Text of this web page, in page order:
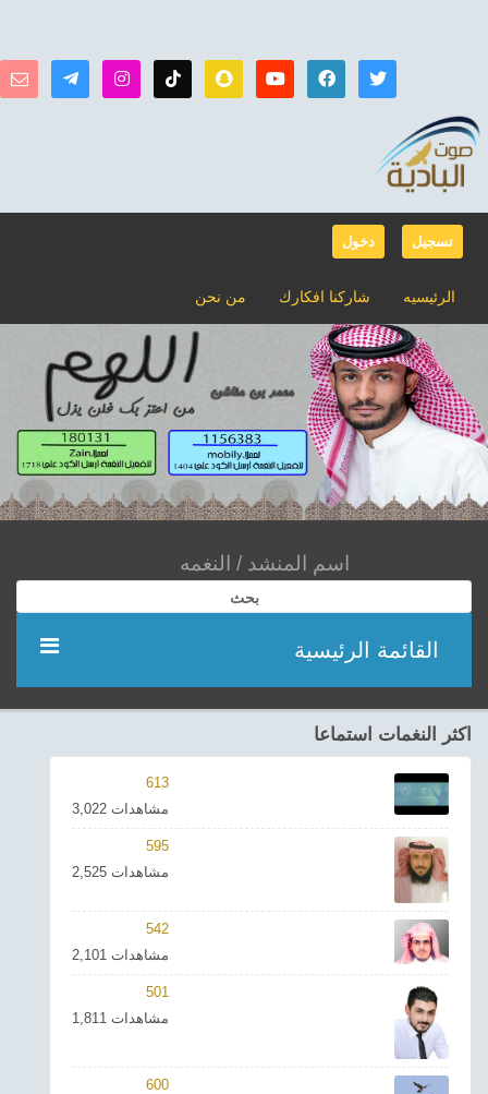
دخول تسجيل
من نحن شاركنا افكارك الرئيسيه
بحث
القائمة الرئيسية
مؤديين
شعر
اناشيد
ادعية
احدث الفيديوهات
ترفيهي
Asian
اكثر النغمات استماعا
613
3,022 مشاهدات
595
2,525 مشاهدات
542
2,101 مشاهدات
501
1,811 مشاهدات
600